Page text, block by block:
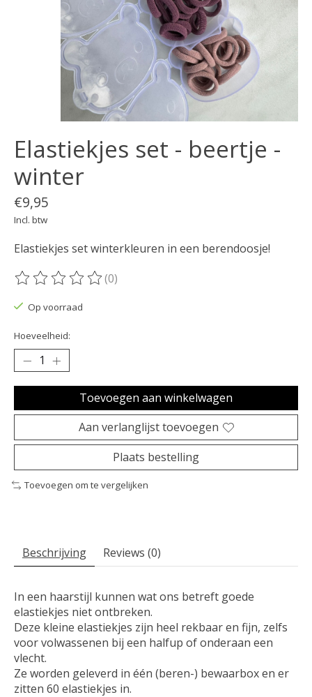
Elastiekjes set - beertje -
winter
€9,95
Incl. btw
Elastiekjes set winterkleuren in een berendoosje!
De beoordeling van dit product is
(0)
Op voorraad
Hoeveelheid:
Toevoegen aan winkelwagen
Aan verlanglijst toevoegen
Plaats bestelling
Toevoegen om te vergelijken
Beschrijving Reviews (0)
In een haarstijl kunnen wat ons betreft goede
elastiekjes niet ontbreken.
Deze kleine elastiekjes zijn heel rekbaar en fijn, zelfs
voor volwassenen bij een halfup of onderaan een
vlecht.
Ze worden geleverd in één (beren-) bewaarbox en er
zitten 60 elastiekjes in.